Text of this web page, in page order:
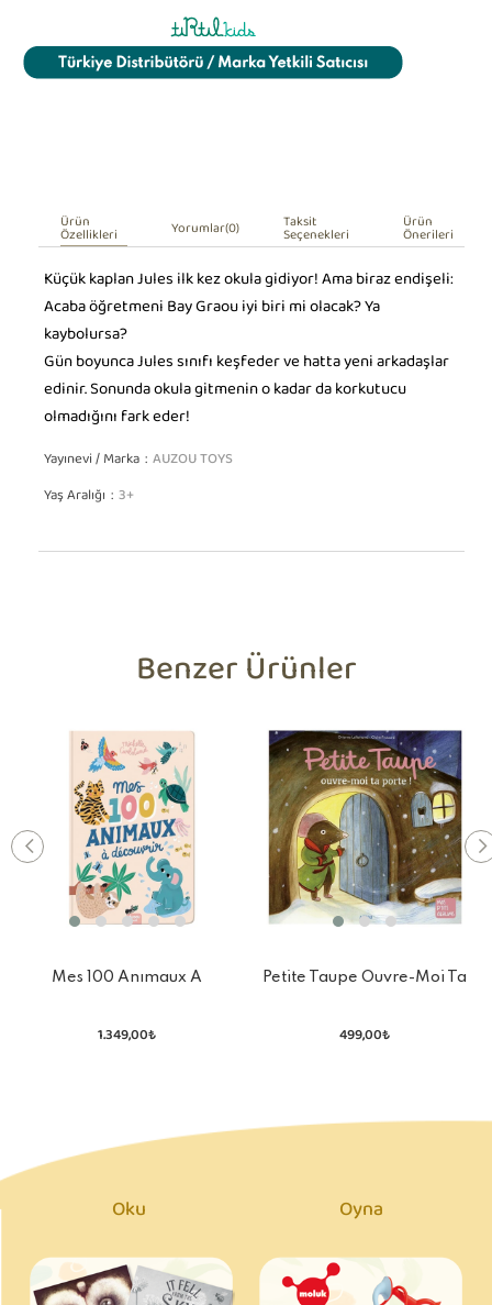
Ürün
Özellikleri Yorumlar(0) Taksit
Seçenekleri Ürün
Önerileri
Küçük kaplan Jules ilk kez okula gidiyor! Ama biraz endişeli:
Acaba öğretmeni Bay Graou iyi biri mi olacak? Ya
kaybolursa?
Gün boyunca Jules sınıfı keşfeder ve hatta yeni arkadaşlar
edinir. Sonunda okula gitmenin o kadar da korkutucu
olmadığını fark eder!
Yayınevi / Marka AUZOU TOYS
Yaş Aralığı 3+
Benzer Ürünler
Mes 100 Anımaux A
Carlslund
1.349,00₺
Petite Taupe Ouvre-Moi Ta
499,00₺
Oku Oyna